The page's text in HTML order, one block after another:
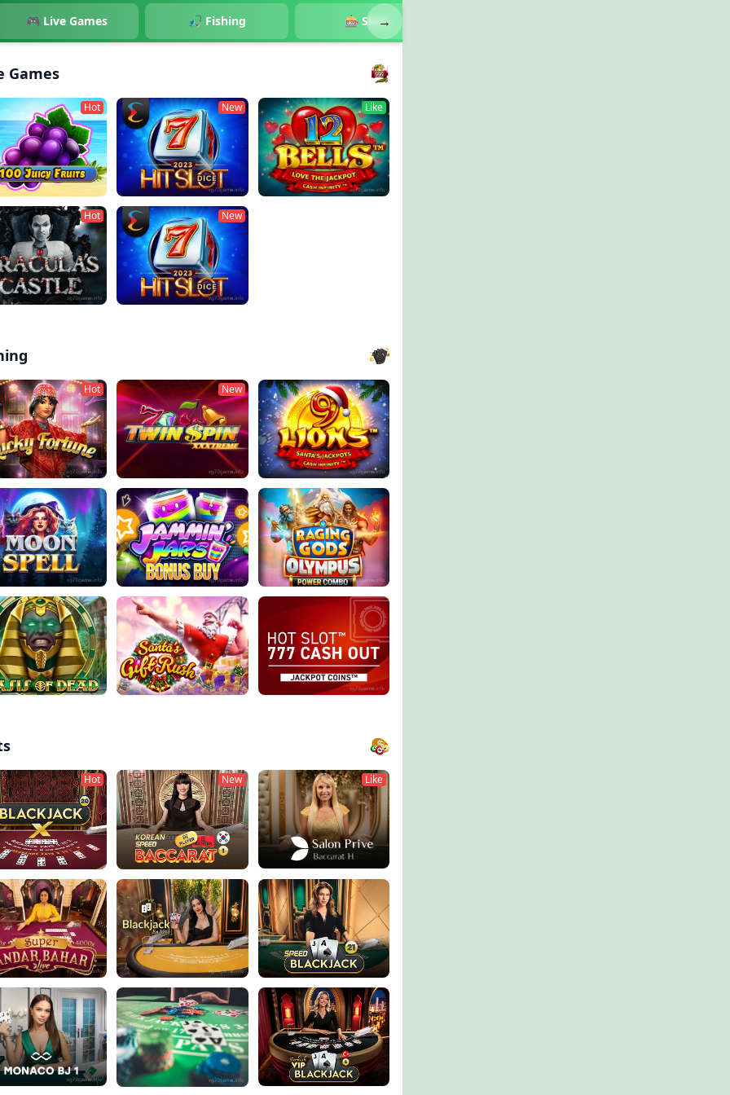
🎮 Live Games 🎣 Fishing 🎰 Slots
→
Games
Juicy Fruits
Hot
2023 Hit Slot (Dice)
New Like
Hot New
Fortune
Hot
Twin Spin XXXtreme
New
9 Lions Hold the Jackpot Santas Jackpots
Spell Jammin Jars Raging Gods_ Olympus Power Combo
20
Hot
Korean Speed Baccarat 1
New
Salon Prive Baccarat H
Like
Andar Bahar VIP Blackjack en Español 3 Speed Blackjack 21